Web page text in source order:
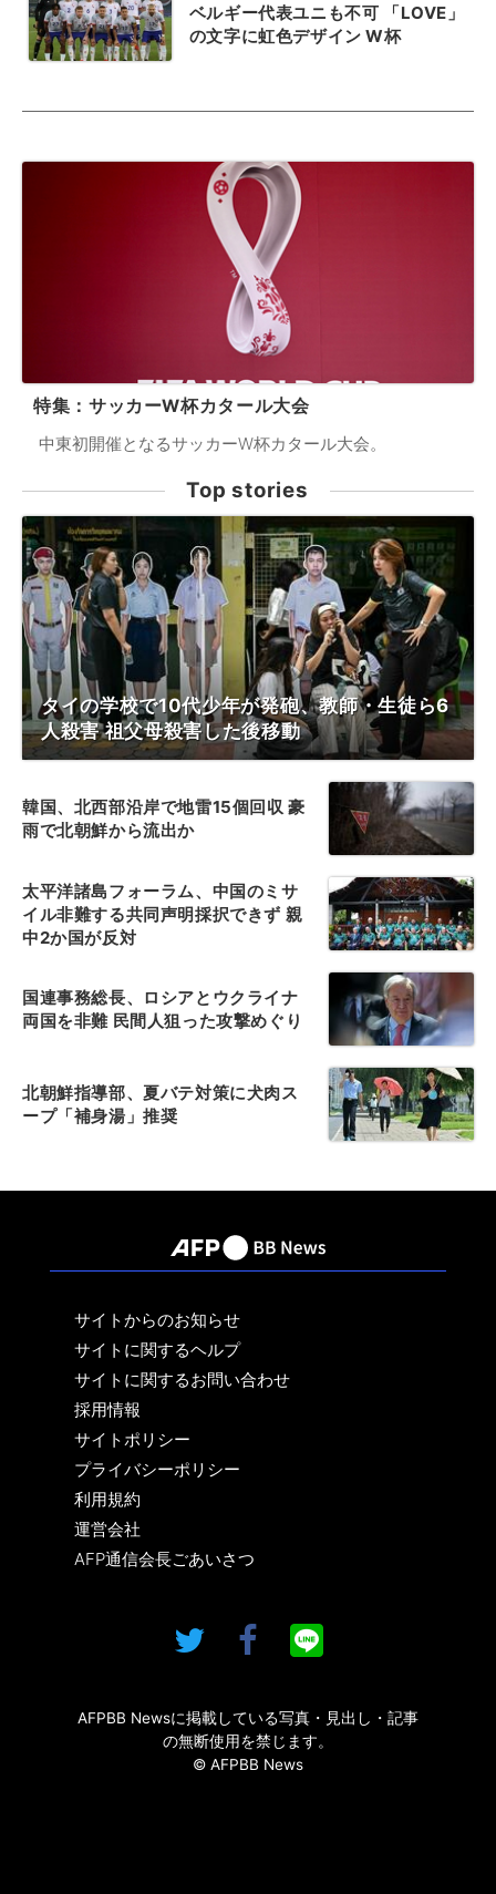
ベルギー代表ユニも不可 「LOVE」
の文字に虹色デザイン W杯
特集：サッカーW杯カタール大会
中東初開催となるサッカーW杯カタール大会。
Top stories
タイの学校で10代少年が発砲、教師・生徒ら6
人殺害 祖父母殺害した後移動
韓国、北西部沿岸で地雷15個回収 豪
雨で北朝鮮から流出か
太平洋諸島フォーラム、中国のミサ
イル非難する共同声明採択できず 親
中2か国が反対
国連事務総長、ロシアとウクライナ
両国を非難 民間人狙った攻撃めぐり
北朝鮮指導部、夏バテ対策に犬肉ス
ープ「補身湯」推奨
サイトからのお知らせ
サイトに関するヘルプ
サイトに関するお問い合わせ
採用情報
サイトポリシー
プライバシーポリシー
利用規約
運営会社
AFP通信会長ごあいさつ
AFPBB Newsに掲載している写真・見出し・記事
の無断使用を禁じます。
© AFPBB News